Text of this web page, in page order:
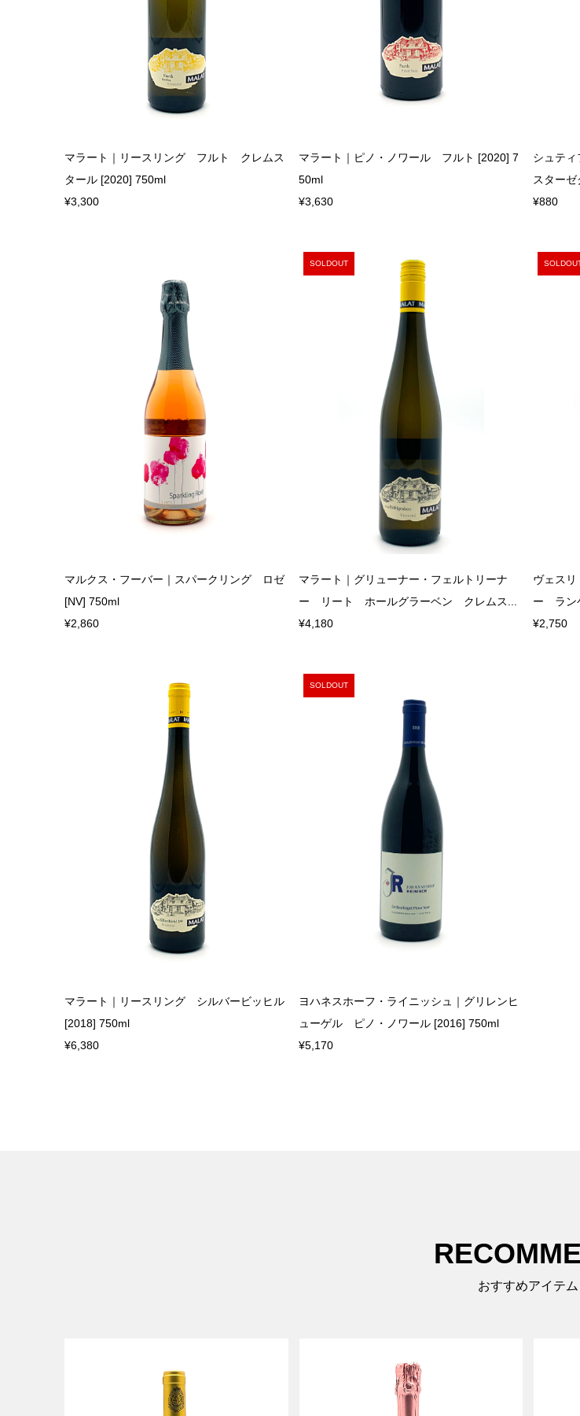
マラート｜リースリング フルト クレムス
タール [2020] 750ml
¥3,300
マラート｜ピノ・ノワール フルト [2020] 7
50ml
¥3,630
シュティ
スター
¥880
マルクス・フーバー｜スパークリング ロゼ
[NV] 750ml
¥2,860
SOLDOUT
マラート｜グリューナー・フェルトリーナ
ー リート ホールグラーベン クレムス...
¥4,180
ヴェス
ー ラン
¥2,750
マラート｜リースリング シルバービッヒル
[2018] 750ml
¥6,380
SOLDOUT
ヨハネスホーフ・ライニッシュ｜グリレンヒ
ューゲル ピノ・ノワール [2016] 750ml
¥5,170
おすすめアイテム